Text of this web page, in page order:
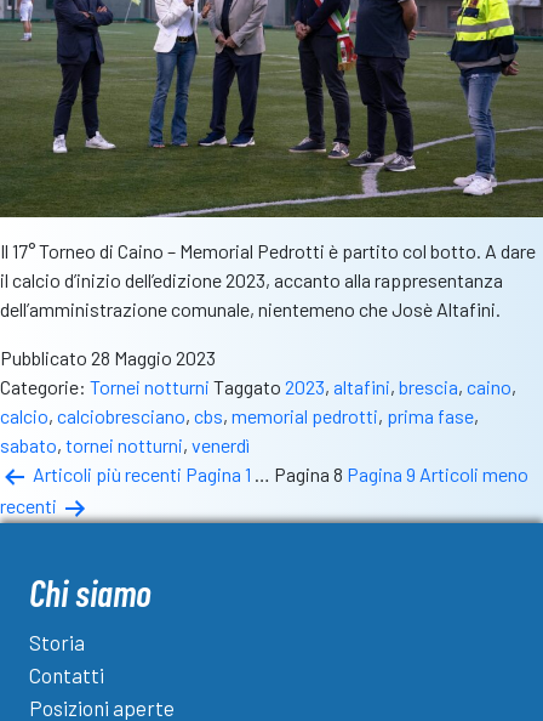
Il 17° Torneo di Caino – Memorial Pedrotti è partito col botto. A dare
il calcio d’inizio dell’edizione 2023, accanto alla rappresentanza
dell’amministrazione comunale, nientemeno che Josè Altafini.
Pubblicato 28 Maggio 2023
Categorie: Tornei notturni Taggato 2023, altafini, brescia, caino,
calcio, calciobresciano, cbs, memorial pedrotti, prima fase,
sabato, tornei notturni, venerdì
Paginazione
degli
Articoli più recenti Pagina 1 … Pagina 8 Pagina 9 Articoli meno
recenti
Chi siamo
Storia
Contatti
Posizioni aperte